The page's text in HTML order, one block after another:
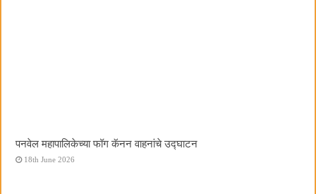
पनवेल महापालिकेच्या फॉग कॅनन वाहनांचे उद्घाटन
18th June 2026